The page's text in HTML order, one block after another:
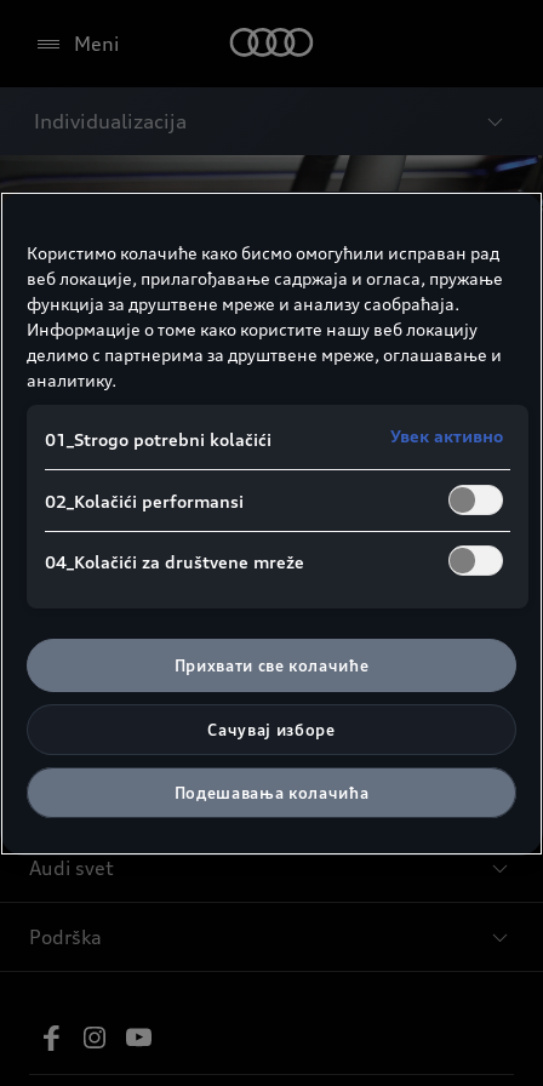
Meni
Individualizacija
Modeli
Servis i oprema
Audi svet
Podrška
Користимо колачиће како бисмо омогућили исправан рад
веб локације, прилагођавање садржаја и огласа, пружање
функција за друштвене мреже и анализу саобраћаја.
Информације о томе како користите нашу веб локацију
делимо с партнерима за друштвене мреже, оглашавање и
аналитику.
01_Strogo potrebni kolačići Увек активно
02_Kolačići performansi
04_Kolačići za društvene mreže
Прихвати све колачиће
Сачувај изборе
Подешавања колачића